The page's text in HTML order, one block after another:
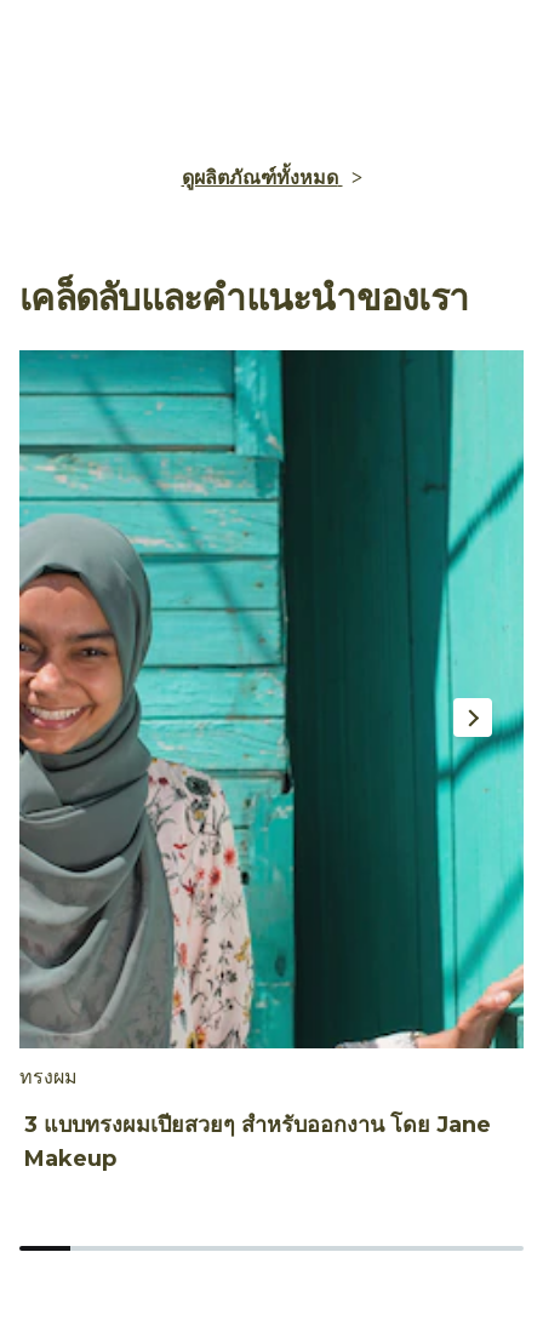
ดูผลิตภัณฑ์ทั้งหมด
เคล็ดลับและคำแนะนำของเรา
ทรงผม
3 แบบทรงผมเปียสวยๆ สำหรับออกงาน โดย Jane
Makeup